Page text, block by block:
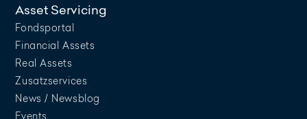
Asset Servicing
Fondsportal
Financial Assets
Real Assets
Zusatzservices
News / Newsblog
Events